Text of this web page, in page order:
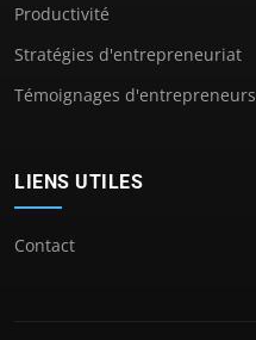
Productivité
Stratégies d'entrepreneuriat
Témoignages d'entrepreneurs
LIENS UTILES
Contact